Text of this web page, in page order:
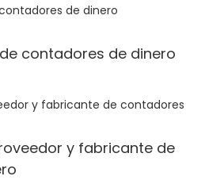
de contadores de dinero
y fabricante de